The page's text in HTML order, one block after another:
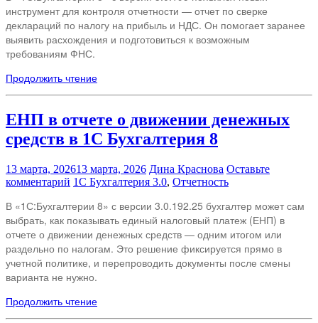
инструмент для контроля отчетности — отчет по сверке
деклараций по налогу на прибыль и НДС. Он помогает заранее
выявить расхождения и подготовиться к возможным
требованиям ФНС.
Продолжить чтение
ЕНП в отчете о движении денежных
средств в 1С Бухгалтерия 8
13 марта, 202613 марта, 2026 Дина Краснова Оставьте
комментарий 1С Бухгалтерия 3.0, Отчетность
В «1С:Бухгалтерии 8» с версии 3.0.192.25 бухгалтер может сам
выбрать, как показывать единый налоговый платеж (ЕНП) в
отчете о движении денежных средств — одним итогом или
раздельно по налогам. Это решение фиксируется прямо в
учетной политике, и перепроводить документы после смены
варианта не нужно.​
Продолжить чтение